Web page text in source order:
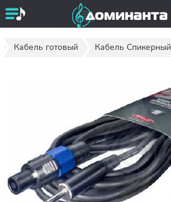
Кабель готовый Кабель Спикерный